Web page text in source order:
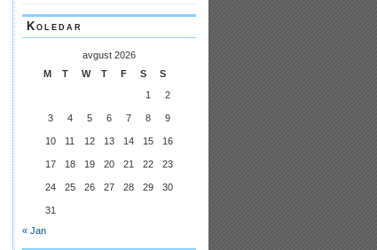
Koledar
avgust 2026
M
T W T F S
S
1
2
3 4 5 6 7 8 9
10 11 12 13 14 15 16
17 18 19 20 21 22 23
24 25 26 27 28 29 30
31
« Jan